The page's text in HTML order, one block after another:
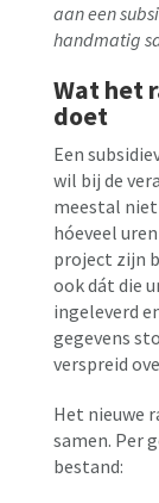
aan een
handmatig
Wat het
doet
Een
wil bij de
meestal
hóeveel
project zijn
ook dát die
ingeleverd
gegevens
verspreid
Het nieuwe
samen. Per
bestand: